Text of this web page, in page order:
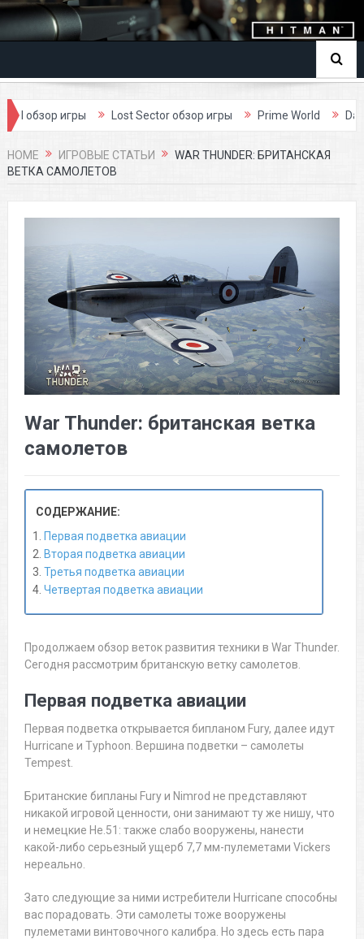
игры Lost Sector обзор игры Prime World Dark Age
HOME ИГРОВЫЕ СТАТЬИ
WAR THUNDER: БРИТАНСКАЯ
ВЕТКА САМОЛЕТОВ
War Thunder: британская ветка
самолетов
СОДЕРЖАНИЕ:
Первая подветка авиации
Вторая подветка авиации
Третья подветка авиации
Четвертая подветка авиации
Продолжаем обзор веток развития техники в War Thunder.
Сегодня рассмотрим британскую ветку самолетов.
Первая подветка авиации
Первая подветка открывается бипланом Fury, далее идут
Hurricane и Typhoon. Вершина подветки – самолеты
Tempest.
Британские бипланы Fury и Nimrod не представляют
никакой игровой ценности, они занимают ту же нишу, что
и немецкие He.51: также слабо вооружены, нанести
какой-либо серьезный ущерб 7,7 мм-пулеметами Vickers
нереально.
Зато следующие за ними истребители Hurricane способны
вас порадовать. Эти самолеты тоже вооружены
пулеметами винтовочного калибра. Но здесь есть пара